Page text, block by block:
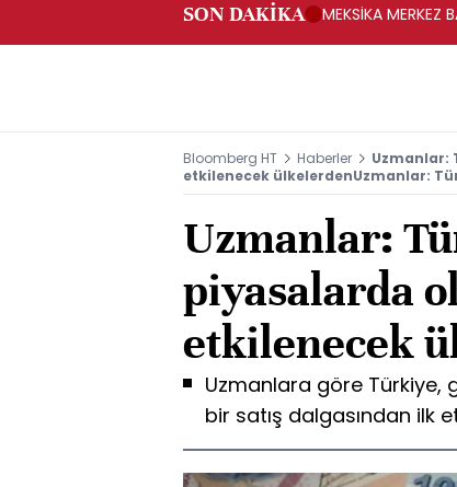
SON DAKİKA MEKSİKA MERKEZ
Bloomberg HT Haberler
Uzmanlar:
etkilenecek ülkelerdenUzmanlar:
Uzmanlar:
piyasalarda
etkilenecek
Uzmanlara göre Türkiye,
bir satış dalgasından ilk